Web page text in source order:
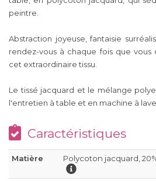
peintre.
Abstraction joyeuse, fantaisie
rendez-vous à chaque fois que
cet extraordinaire tissu.
Le tissé jacquard et le mélange
l'entretien à table et en machine à
Caractéristiques
Matière Polycoton jacquard,